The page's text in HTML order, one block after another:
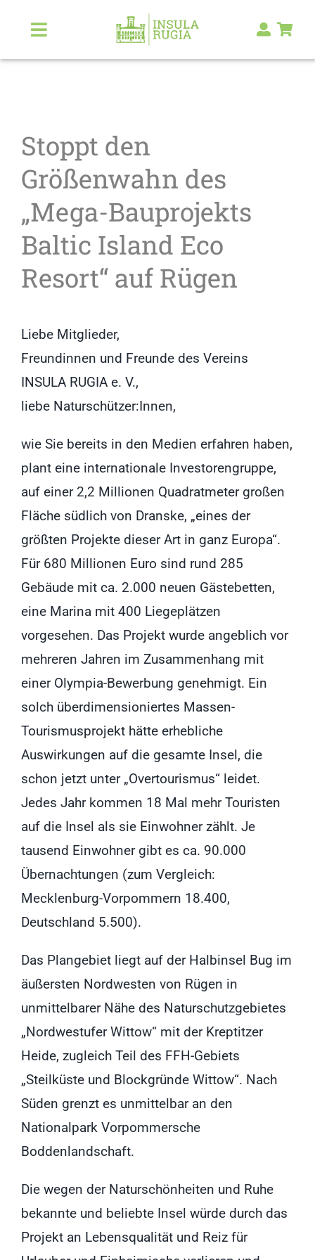
Inhalt
springen
Toggle
Navigation
Kunst & Kultur
Malerlexikon
RUGIA Shop NEU
Stoppt den
Größenwahn des
„Mega-Bauprojekts
Baltic Island Eco
Resort“ auf Rügen
Liebe Mitglieder,
Freundinnen und Freunde des Vereins
INSULA RUGIA e. V.,
liebe Naturschützer:Innen,
wie Sie bereits in den Medien erfahren haben,
plant eine internationale Investorengruppe,
auf einer 2,2 Millionen Quadratmeter großen
Fläche südlich von Dranske, „eines der
größten Projekte dieser Art in ganz Europa“.
Für 680 Millionen Euro sind rund 285
Gebäude mit ca. 2.000 neuen Gästebetten,
eine Marina mit 400 Liegeplätzen
vorgesehen. Das Projekt wurde angeblich vor
mehreren Jahren im Zusammenhang mit
einer Olympia-Bewerbung genehmigt. Ein
solch überdimensioniertes Massen-
Tourismusprojekt hätte erhebliche
Auswirkungen auf die gesamte Insel, die
schon jetzt unter „Overtourismus“ leidet.
Jedes Jahr kommen 18 Mal mehr Touristen
auf die Insel als sie Einwohner zählt. Je
tausend Einwohner gibt es ca. 90.000
Übernachtungen (zum Vergleich:
Mecklenburg-Vorpommern 18.400,
Deutschland 5.500).
Das Plangebiet liegt auf der Halbinsel Bug im
äußersten Nordwesten von Rügen in
unmittelbarer Nähe des Naturschutzgebietes
„Nordwestufer Wittow“ mit der Kreptitzer
Heide, zugleich Teil des FFH-Gebiets
„Steilküste und Blockgründe Wittow“. Nach
Süden grenzt es unmittelbar an den
Nationalpark Vorpommersche
Boddenlandschaft.
Die wegen der Naturschönheiten und Ruhe
bekannte und beliebte Insel würde durch das
Projekt an Lebensqualität und Reiz für